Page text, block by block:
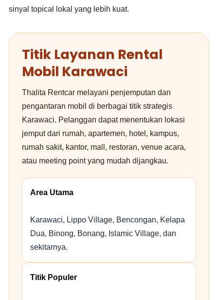
sinyal topical lokal yang lebih kuat.
Titik Layanan Rental
Mobil Karawaci
Thalita Rentcar melayani penjemputan dan
pengantaran mobil di berbagai titik strategis
Karawaci. Pelanggan dapat menentukan lokasi
jemput dari rumah, apartemen, hotel, kampus,
rumah sakit, kantor, mall, restoran, venue acara,
atau meeting point yang mudah dijangkau.
Area Utama
Karawaci, Lippo Village, Bencongan, Kelapa
Dua, Binong, Bonang, Islamic Village, dan
sekitarnya.
Titik Populer